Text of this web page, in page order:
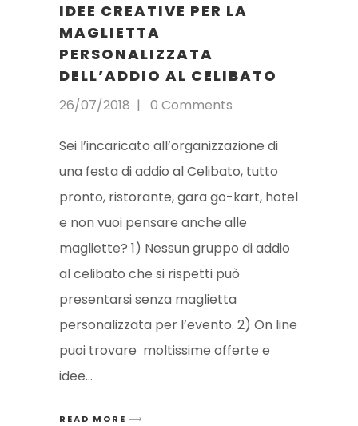
IDEE CREATIVE PER LA
MAGLIETTA
PERSONALIZZATA
DELL’ADDIO AL CELIBATO
26/07/2018 0 Comments
Sei l’incaricato all’organizzazione di
una festa di addio al Celibato, tutto
pronto, ristorante, gara go-kart, hotel
e non vuoi pensare anche alle
magliette? 1) Nessun gruppo di addio
al celibato che si rispetti può
presentarsi senza maglietta
personalizzata per l’evento. 2) On line
puoi trovare moltissime offerte e
idee
READ MORE